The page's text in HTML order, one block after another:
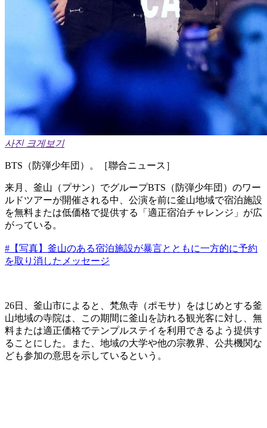
사진 크게보기
BTS（防弾少年団）。［聯合ニュース］
来月、釜山（プサン）でグループBTS（防弾少年団）のワー
ルドツアーが開催される中、公演を前に釜山地域で宿泊施設
を無料または低価格で提供する「適正宿泊チャレンジ」が広
がっている。
#【写真】釜山のある宿泊施設が暴言とともに一方的に予約
を取り消したメッセージ
26日、釜山市によると、梵魚寺（ポモサ）をはじめとする釜
山地域の寺院は、この期間に釜山を訪れる観光客に対し、無
料または適正価格でテンプルステイを利用できるよう提供す
ることにした。また、地域の大学や他の宗教界、公共機関な
ども参加の意思を示しているという。